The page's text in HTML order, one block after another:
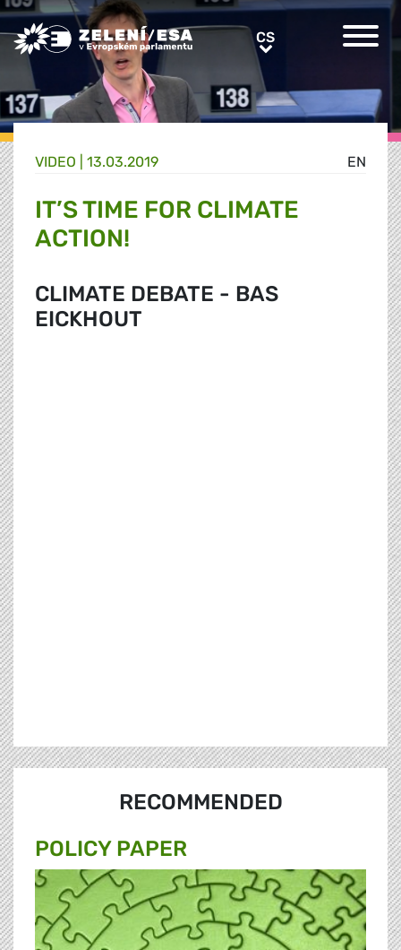
Greens/EFA Home CSCS
EN
VIDEO | 13.03.2019
IT’S TIME FOR CLIMATE
ACTION!
CLIMATE DEBATE - BAS
EICKHOUT
RECOMMENDED
POLICY PAPER